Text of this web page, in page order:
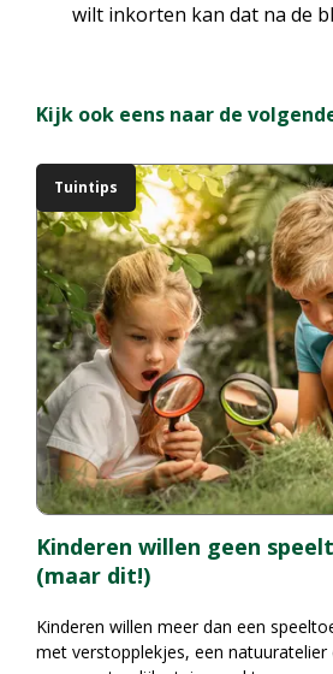
wilt inkorten kan dat na de
Kijk ook eens naar de
Kinderen willen geen
(maar dit!)
Tuintips
Kinderen willen meer dan een
met verstopplekjes, een